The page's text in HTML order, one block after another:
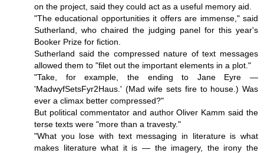
on the project, said they could act as a useful memory aid.
"The educational opportunities it offers are immense," said
Sutherland, who chaired the judging panel for this year's
Booker Prize for fiction.
Sutherland said the compressed nature of text messages
allowed them to "filet out the important elements in a plot."
"Take, for example, the ending to Jane Eyre —
'MadwyfSetsFyr2Haus.' (Mad wife sets fire to house.) Was
ever a climax better compressed?"
But political commentator and author Oliver Kamm said the
terse texts were "more than a travesty."
"What you lose with text messaging in literature is what
makes literature what it is — the imagery, the irony the